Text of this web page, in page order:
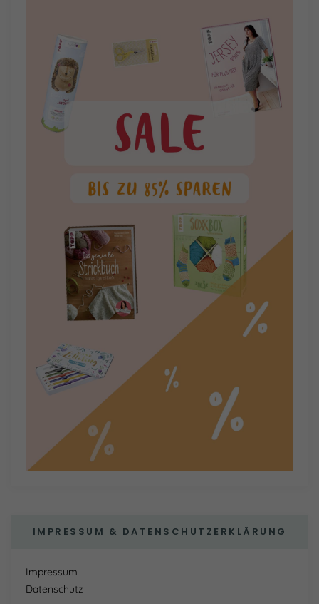
IMPRESSUM & DATENSCHUTZERKLÄRUNG
Impressum
Datenschutz